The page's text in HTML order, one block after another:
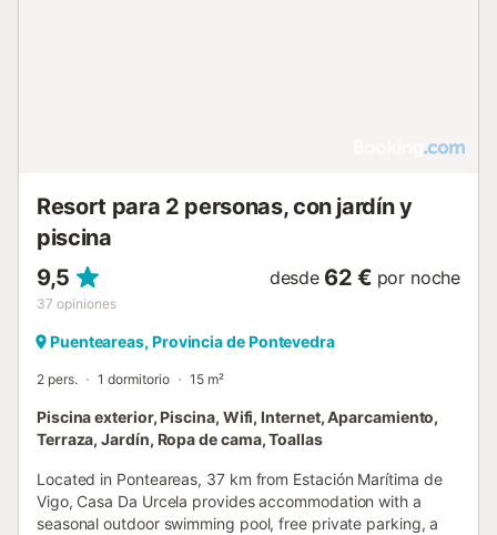
Resort para 2 personas, con jardín y
piscina
9,5
37 opiniones
desde 62 € por noche
Puenteareas, Provincia de Pontevedra
2 pers. 1 dormitorio 15 m²
Piscina exterior, Piscina, Wifi, Internet, Aparcamiento,
Terraza, Jardín, Ropa de cama, Toallas
Located in Ponteareas, 37 km from Estación Marítima de
Vigo, Casa Da Urcela provides accommodation with a
seasonal outdoor swimming pool, free private parking, a